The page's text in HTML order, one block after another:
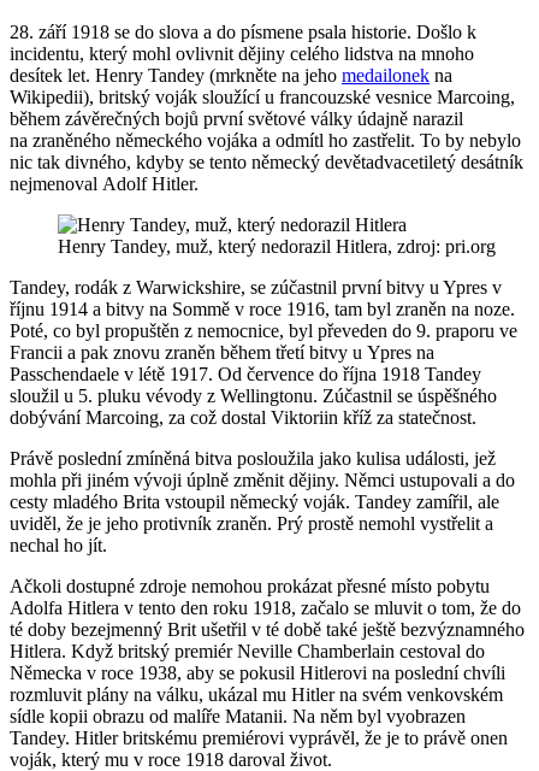
28. září 1918 se do slova a do písmene psala historie. Došlo k
incidentu, který mohl ovlivnit dějiny celého lidstva na mnoho
desítek let. Henry Tandey (mrkněte na jeho medailonek na
Wikipedii), britský voják sloužící u francouzské vesnice Marcoing,
během závěrečných bojů první světové války údajně narazil
na zraněného německého vojáka a odmítl ho zastřelit. To by nebylo
nic tak divného, kdyby se tento německý devětadvacetiletý desátník
nejmenoval Adolf Hitler.
Henry Tandey, muž, který nedorazil Hitlera, zdroj: pri.org
Tandey, rodák z Warwickshire, se zúčastnil první bitvy u Ypres v
říjnu 1914 a bitvy na Sommě v roce 1916, tam byl zraněn na noze.
Poté, co byl propuštěn z nemocnice, byl převeden do 9. praporu ve
Francii a pak znovu zraněn během třetí bitvy u Ypres na
Passchendaele v létě 1917. Od července do října 1918 Tandey
sloužil u 5. pluku vévody z Wellingtonu. Zúčastnil se úspěšného
dobývání Marcoing, za což dostal Viktoriin kříž za statečnost.
Právě poslední zmíněná bitva posloužila jako kulisa události, jež
mohla při jiném vývoji úplně změnit dějiny. Němci ustupovali a do
cesty mladého Brita vstoupil německý voják. Tandey zamířil, ale
uviděl, že je jeho protivník zraněn. Prý prostě nemohl vystřelit a
nechal ho jít.
Ačkoli dostupné zdroje nemohou prokázat přesné místo pobytu
Adolfa Hitlera v tento den roku 1918, začalo se mluvit o tom, že do
té doby bezejmenný Brit ušetřil v té době také ještě bezvýznamného
Hitlera. Když britský premiér Neville Chamberlain cestoval do
Německa v roce 1938, aby se pokusil Hitlerovi na poslední chvíli
rozmluvit plány na válku, ukázal mu Hitler na svém venkovském
sídle kopii obrazu od malíře Matanii. Na něm byl vyobrazen
Tandey. Hitler britskému premiérovi vyprávěl, že je to právě onen
voják, který mu v roce 1918 daroval život.